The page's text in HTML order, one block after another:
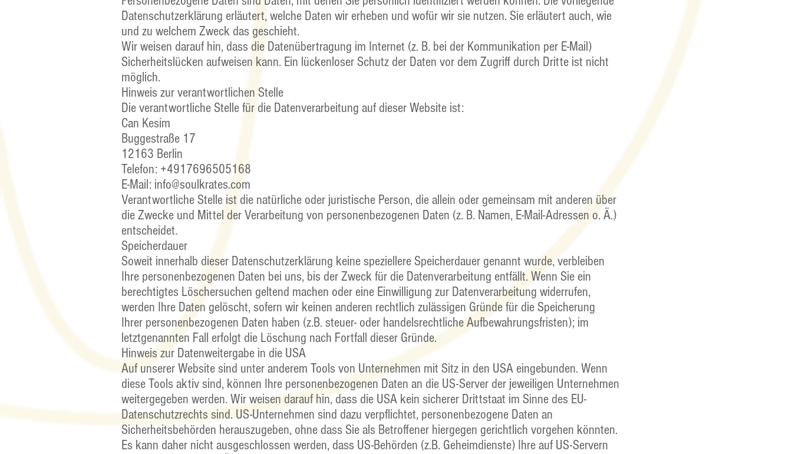
Datenschutzerklärung erläutert, welche Daten wir erheben und wofür wir sie nutzen. Sie erläutert auch, wie
und zu welchem Zweck das geschieht.
Wir weisen darauf hin, dass die Datenübertragung im Internet (z. B. bei der Kommunikation per E-Mail)
Sicherheitslücken aufweisen kann. Ein lückenloser Schutz der Daten vor dem Zugriff durch Dritte ist nicht
möglich.
Hinweis zur verantwortlichen Stelle
Die verantwortliche Stelle für die Datenverarbeitung auf dieser Website ist:
Can Kesim
Buggestraße 17
12163 Berlin
Telefon: +4917696505168
E-Mail: info@soulkrates.com
Verantwortliche Stelle ist die natürliche oder juristische Person, die allein oder gemeinsam mit anderen über
die Zwecke und Mittel der Verarbeitung von personenbezogenen Daten (z. B. Namen, E-Mail-Adressen o. Ä.)
entscheidet.
Speicherdauer
Soweit innerhalb dieser Datenschutzerklärung keine speziellere Speicherdauer genannt wurde, verbleiben
Ihre personenbezogenen Daten bei uns, bis der Zweck für die Datenverarbeitung entfällt. Wenn Sie ein
berechtigtes Löschersuchen geltend machen oder eine Einwilligung zur Datenverarbeitung widerrufen,
werden Ihre Daten gelöscht, sofern wir keinen anderen rechtlich zulässigen Gründe für die Speicherung
Ihrer personenbezogenen Daten haben (z.B. steuer- oder handelsrechtliche Aufbewahrungsfristen); im
letztgenannten Fall erfolgt die Löschung nach Fortfall dieser Gründe.
Hinweis zur Datenweitergabe in die USA
Auf unserer Website sind unter anderem Tools von Unternehmen mit Sitz in den USA eingebunden. Wenn
diese Tools aktiv sind, können Ihre personenbezogenen Daten an die US-Server der jeweiligen Unternehmen
weitergegeben werden. Wir weisen darauf hin, dass die USA kein sicherer Drittstaat im Sinne des EU-
Datenschutzrechts sind. US-Unternehmen sind dazu verpflichtet, personenbezogene Daten an
Sicherheitsbehörden herauszugeben, ohne dass Sie als Betroffener hiergegen gerichtlich vorgehen könnten.
Es kann daher nicht ausgeschlossen werden, dass US-Behörden (z.B. Geheimdienste) Ihre auf US-Servern